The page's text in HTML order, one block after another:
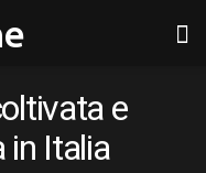
e
in Italia